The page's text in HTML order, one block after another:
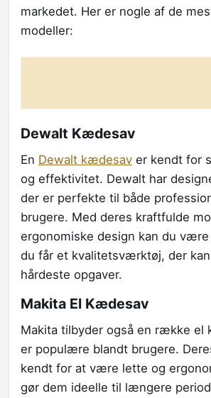
markedet. Her er nogle af de
modeller:
Dewalt Kædesav
En Dewalt kædesav er kendt for
og effektivitet. Dewalt har
der er perfekte til både
brugere. Med deres kraftfulde
ergonomiske design kan du
du får et kvalitetsværktøj, der
hårdeste opgaver.
Makita El Kædesav
Makita tilbyder også en række el
er populære blandt brugere.
kendt for at være lette og
gør dem ideelle til længere